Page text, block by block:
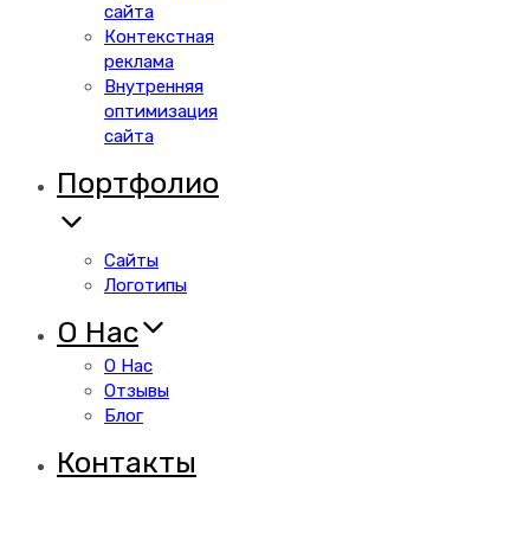
сайта
Контекстная
реклама
Внутренняя
оптимизация
сайта
Портфолио
Сайты
Логотипы
О Нас
О Нас
Отзывы
Блог
Контакты